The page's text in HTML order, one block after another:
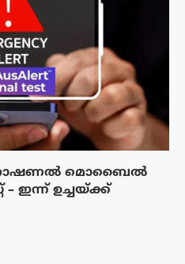
നാഷണൽ മൊബൈൽ
– ഇന്ന് ഉച്ചയ്ക്ക്